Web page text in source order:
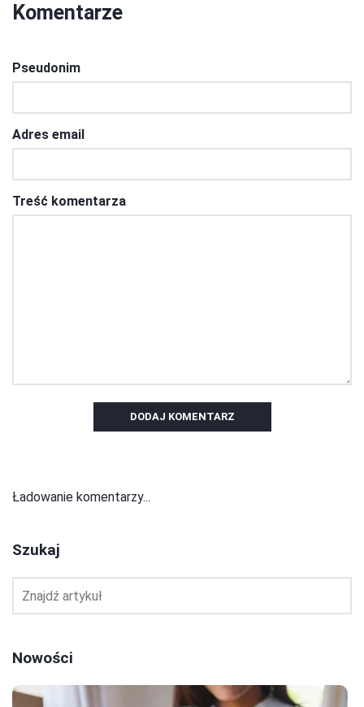
Komentarze
Pseudonim
Adres email
Treść komentarza
DODAJ KOMENTARZ
Ładowanie komentarzy...
Szukaj
Nowości